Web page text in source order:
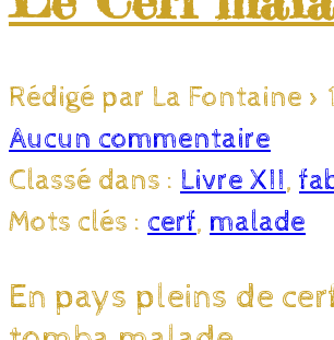
Rédigé par La Fontaine >
Aucun commentaire
Classé dans : Livre XII,
Mots clés : cerf, malade
En pays pleins de